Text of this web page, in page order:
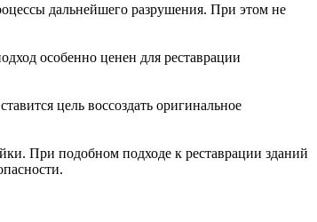
дальнейшего разрушения. При этом не
особенно ценен для реставрации
цель воссоздать оригинальное
При подобном подходе к реставрации зданий